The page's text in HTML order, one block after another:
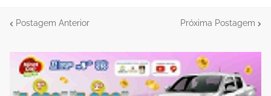
Postagem Anterior Próxima Postagem